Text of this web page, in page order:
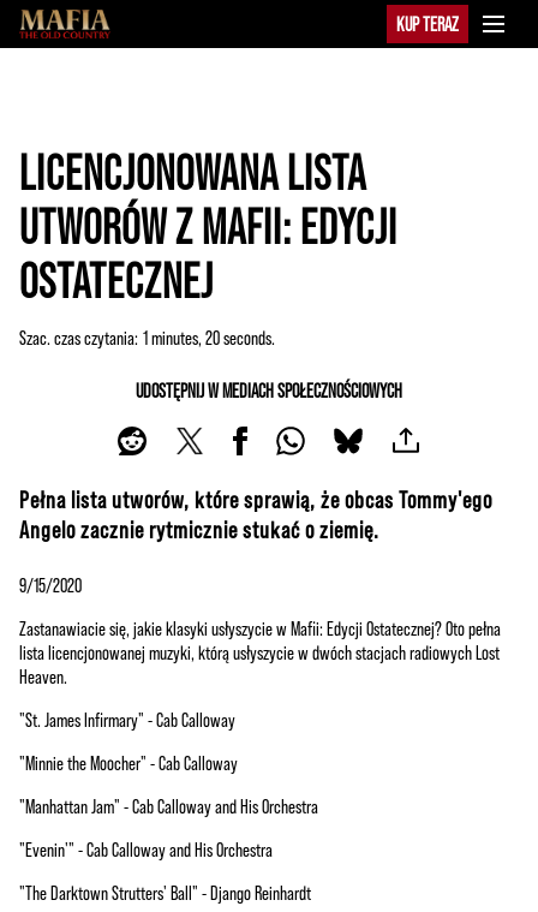
KUP TERAZ
LICENCJONOWANA LISTA
UTWORÓW Z MAFII: EDYCJI
OSTATECZNEJ
Szac. czas czytania 1 minutes, 20 seconds
UDOSTĘPNIJ W MEDIACH SPOŁECZNOŚCIOWYCH
Pełna lista utworów, które sprawią, że obcas Tommy'ego
Angelo zacznie rytmicznie stukać o ziemię.
9/15/2020
Zastanawiacie się, jakie klasyki usłyszycie w Mafii: Edycji Ostatecznej? Oto pełna
lista licencjonowanej muzyki, którą usłyszycie w dwóch stacjach radiowych Lost
Heaven.
"St. James Infirmary" - Cab Calloway
"Minnie the Moocher" - Cab Calloway
"Manhattan Jam" - Cab Calloway and His Orchestra
"Evenin'" - Cab Calloway and His Orchestra
"The Darktown Strutters' Ball" - Django Reinhardt